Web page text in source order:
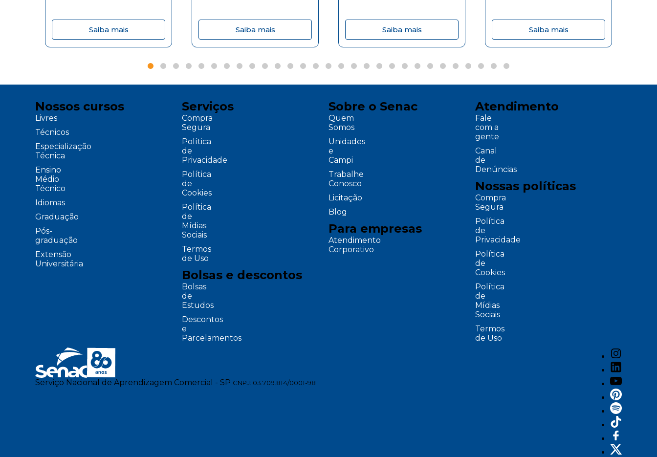
Saiba mais Saiba mais Saiba mais Saiba mais
Nossos cursos
Livres
Técnicos
Especialização
Técnica
Ensino
Médio
Técnico
Idiomas
Graduação
Pós-
graduação
Extensão
Universitária
Serviços
Compra
Segura
Política
de
Privacidade
Política
de
Cookies
Política
de
Mídias
Sociais
Termos
de Uso
Bolsas e descontos
Bolsas
de
Estudos
Descontos
e
Parcelamentos
Sobre o Senac
Quem
Somos
Unidades
e
Campi
Trabalhe
Conosco
Licitação
Blog
Para empresas
Atendimento
Corporativo
Atendimento
Fale
com a
gente
Canal
de
Denúncias
Nossas políticas
Compra
Segura
Política
de
Privacidade
Política
de
Cookies
Política
de
Mídias
Sociais
Termos
de Uso
Serviço Nacional de Aprendizagem Comercial - SP CNPJ: 03.709.814/0001-98